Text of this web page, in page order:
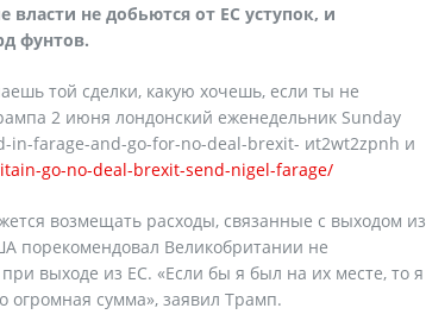
не добьются от ЕС уступок, и
фунтов.
той сделки, какую хочешь, если ты не
2 июня лондонский еженедельник Sunday
farage-and-go-for-no-deal-brexit- иt2wt2zpnh и
go-no-deal-brexit-send-nigel-farage/
возмещать расходы, связанные с выходом из
порекомендовал Великобритании не
выходе из ЕС. «Если бы я был на их месте, то я
огромная сумма», заявил Трамп.